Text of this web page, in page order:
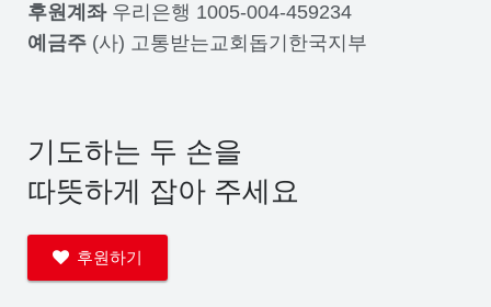
후원계좌우리은행 1005-004-459234
예금주 (사) 고통받는교회돕기한국지부
기도하는 두 손을
따뜻하게 잡아 주세요
후원하기